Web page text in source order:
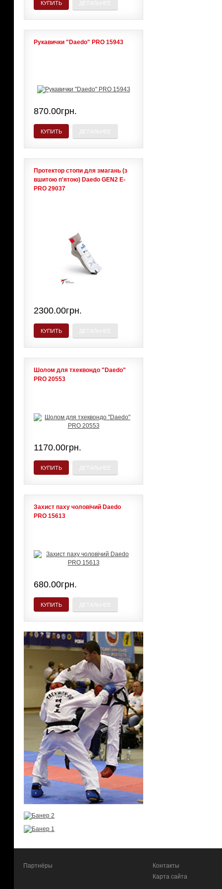
КУПИТЬ
Рукавички "Daedo" PRO 15943
870.00грн.
КУПИТЬ
Протектор стопи для змагань (з
вшитою п'ятою) Daedo GEN2 E-
PRO 29037
2300.00грн.
КУПИТЬ
Шолом для тхеквондо "Daedo"
PRO 20553
1170.00грн.
КУПИТЬ
Захист паху чоловічий Daedo
PRO 15613
680.00грн.
КУПИТЬ
Партнёры
Контакты
Карта сайта